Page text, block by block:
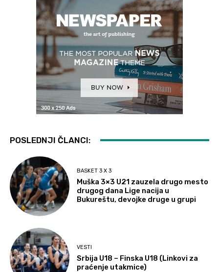
POSLEDNJI ČLANCI:
BASKET 3 X 3
Muška 3×3 U21 zauzela drugo mesto
drugog dana Lige nacija u
Bukureštu, devojke druge u grupi
VESTI
Srbija U18 – Finska U18 (Linkovi za
praćenje utakmice)